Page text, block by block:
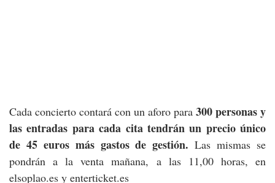
Cada concierto contará con un aforo para 300 personas y
las entradas para cada cita tendrán un precio único
de 45 euros más gastos de gestión. Las mismas se
pondrán a la venta mañana, a las 11,00 horas, en
elsoplao.es y enterticket.es